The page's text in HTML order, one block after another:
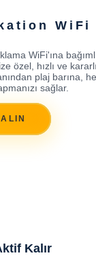
WiFi
WiFi'ına
özel, hızlı ve
plaj barına,
sağlar.
Kalır